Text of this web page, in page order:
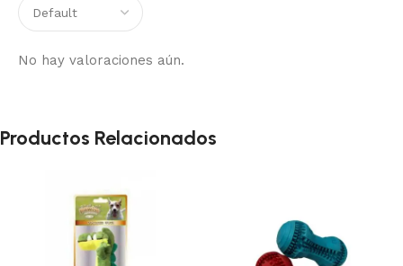
No hay valoraciones aún.
Productos Relacionados